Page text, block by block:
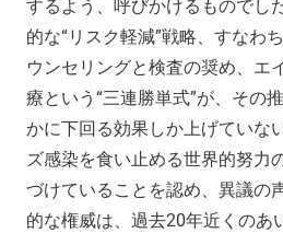
するよう、呼びかけるものでし
的な“リスク軽減”戦略、すなわ
ウンセリングと検査の奨め、エ
療という“三連勝単式”が、その
かに下回る効果しか上げていな
ズ感染を食い止める世界的努力
づけていることを認め、異議の
的な権威は、過去20年近くのあ